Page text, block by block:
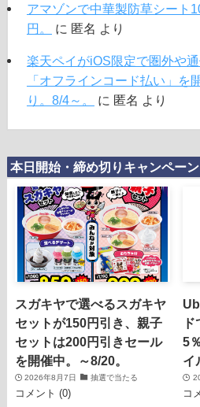
アマゾンで中華製防草シート
円。
に 匿名 より
楽天ペイがiOS限定で圏外や
「オフラインコード払い」を
り。8/4～。
に 匿名 より
本日開始・締め切りキャンペーン
スガキヤで選べるスガキヤ
セットが150円引き、親子
セットは200円引きセール
を開催中。～8/20。
2026年8月7日 抽選で当たる
コメント (0)
5
イ
コ